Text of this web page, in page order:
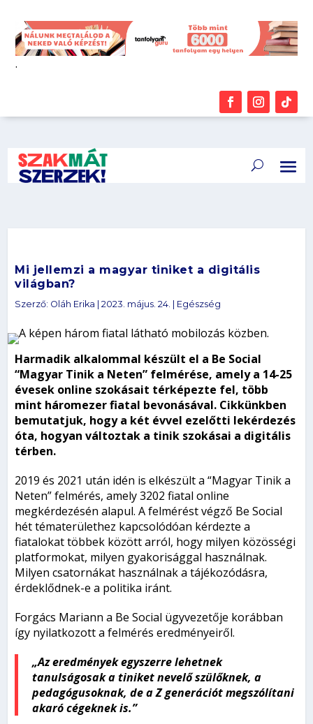
.
Mi jellemzi a magyar tiniket a digitális
világban?
Szerző: Oláh Erika |2023. május. 24. Egészség
Harmadik alkalommal készült el a Be Social
“Magyar Tinik a Neten” felmérése, amely a 14-25
évesek online szokásait térképezte fel, több
mint háromezer fiatal bevonásával. Cikkünkben
bemutatjuk, hogy a két évvel ezelőtti lekérdezés
óta, hogyan változtak a tinik szokásai a digitális
térben.
2019 és 2021 után idén is elkészült a “Magyar Tinik a
Neten” felmérés, amely 3202 fiatal online
megkérdezésén alapul. A felmérést végző Be Social
hét tématerülethez kapcsolódóan kérdezte a
fiatalokat többek között arról, hogy milyen közösségi
platformokat, milyen gyakorisággal használnak.
Milyen csatornákat használnak a tájékozódásra,
érdeklődnek-e a politika iránt.
Forgács Mariann a Be Social ügyvezetője korábban
így nyilatkozott a felmérés eredményeiről.
„Az eredmények egyszerre lehetnek
tanulságosak a tiniket nevelő szülőknek, a
pedagógusoknak, de a Z generációt megszólítani
akaró cégeknek is.”